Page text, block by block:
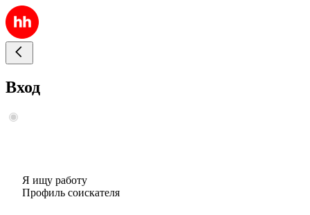
Вход
Я ищу работу
Профиль соискателя